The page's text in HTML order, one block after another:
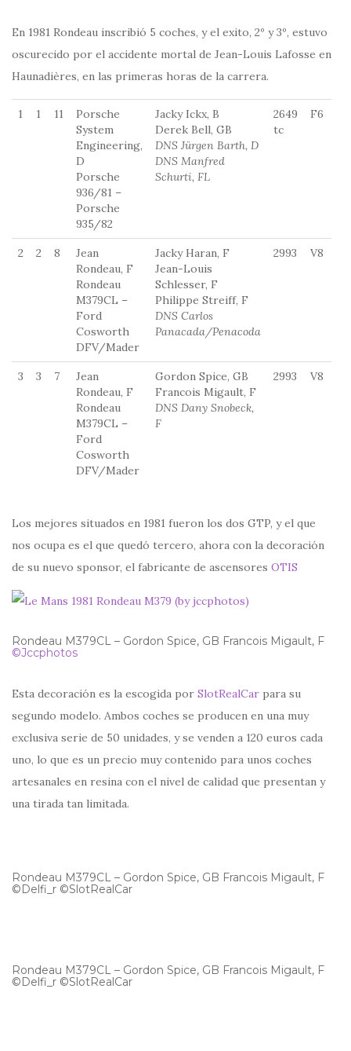
En 1981 Rondeau inscribió 5 coches, y el exito, 2º y 3º, estuvo
oscurecido por el accidente mortal de Jean-Louis Lafosse en
Haunadières, en las primeras horas de la carrera.
1 1 11
Porsche
System
Engineering,
D
Porsche
936/81 –
Porsche
935/82
Jacky Ickx, B
Derek Bell, GB
DNS Jürgen Barth, D
DNS Manfred
Schurti, FL
2649
tc
F6
2 2 8
Jean
Rondeau, F
Rondeau
M379CL –
Ford
Cosworth
DFV/Mader
Jacky Haran, F
Jean-Louis
Schlesser, F
Philippe Streiff, F
DNS Carlos
Panacada/Penacoda
2993 V8
3 3 7
Jean
Rondeau, F
Rondeau
M379CL –
Ford
Cosworth
DFV/Mader
Gordon Spice, GB
Francois Migault, F
DNS Dany Snobeck,
F
2993 V8
Los mejores situados en 1981 fueron los dos GTP, y el que
nos ocupa es el que quedó tercero, ahora con la decoración
de su nuevo sponsor, el fabricante de ascensores OTIS
Rondeau M379CL – Gordon Spice, GB Francois Migault, F
©Jccphotos
Esta decoración es la escogida por SlotRealCar para su
segundo modelo. Ambos coches se producen en una muy
exclusiva serie de 50 unidades, y se venden a 120 euros cada
uno, lo que es un precio muy contenido para unos coches
artesanales en resina con el nivel de calidad que presentan y
una tirada tan limitada.
Rondeau M379CL – Gordon Spice, GB Francois Migault, F
©Delfi_r ©SlotRealCar
Rondeau M379CL – Gordon Spice, GB Francois Migault, F
©Delfi_r ©SlotRealCar